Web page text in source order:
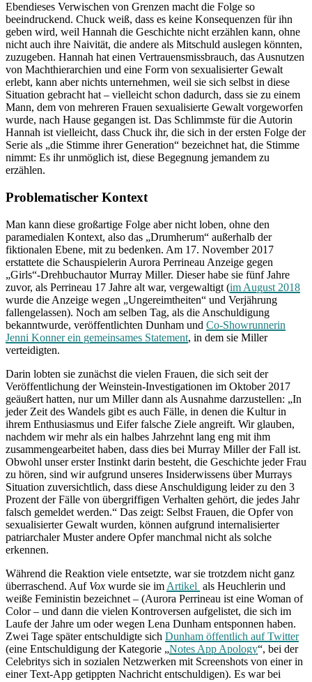
Ebendieses Verwischen von Grenzen macht die Folge so
beeindruckend. Chuck weiß, dass es keine Konsequenzen für ihn
geben wird, weil Hannah die Geschichte nicht erzählen kann, ohne
nicht auch ihre Naivität, die andere als Mitschuld auslegen könnten,
zuzugeben. Hannah hat einen Vertrauensmissbrauch, das Ausnutzen
von Machthierarchien und eine Form von sexualisierter Gewalt
erlebt, kann aber nichts unternehmen, weil sie sich selbst in diese
Situation gebracht hat – vielleicht schon dadurch, dass sie zu einem
Mann, dem von mehreren Frauen sexualisierte Gewalt vorgeworfen
wurde, nach Hause gegangen ist. Das Schlimmste für die Autorin
Hannah ist vielleicht, dass Chuck ihr, die sich in der ersten Folge der
Serie als „die Stimme ihrer Generation“ bezeichnet hat, die Stimme
nimmt: Es ihr unmöglich ist, diese Begegnung jemandem zu
erzählen.
Problematischer Kontext
Man kann diese großartige Folge aber nicht loben, ohne den
paramedialen Kontext, also das „Drumherum“ außerhalb der
fiktionalen Ebene, mit zu bedenken. Am 17. November 2017
erstattete die Schauspielerin Aurora Perrineau Anzeige gegen
„Girls“-Drehbuchautor Murray Miller. Dieser habe sie fünf Jahre
zuvor, als Perrineau 17 Jahre alt war, vergewaltigt (im August 2018
wurde die Anzeige wegen „Ungereimtheiten“ und Verjährung
fallengelassen). Noch am selben Tag, als die Anschuldigung
bekanntwurde, veröffentlichten Dunham und Co-Showrunnerin
Jenni Konner ein gemeinsames Statement, in dem sie Miller
verteidigten.
Darin lobten sie zunächst die vielen Frauen, die sich seit der
Veröffentlichung der Weinstein-Investigationen im Oktober 2017
geäußert hatten, nur um Miller dann als Ausnahme darzustellen: „In
jeder Zeit des Wandels gibt es auch Fälle, in denen die Kultur in
ihrem Enthusiasmus und Eifer falsche Ziele angreift. Wir glauben,
nachdem wir mehr als ein halbes Jahrzehnt lang eng mit ihm
zusammengearbeitet haben, dass dies bei Murray Miller der Fall ist.
Obwohl unser erster Instinkt darin besteht, die Geschichte jeder Frau
zu hören, sind wir aufgrund unseres Insiderwissens über Murrays
Situation zuversichtlich, dass diese Anschuldigung leider zu den 3
Prozent der Fälle von übergriffigen Verhalten gehört, die jedes Jahr
falsch gemeldet werden.“ Das zeigt: Selbst Frauen, die Opfer von
sexualisierter Gewalt wurden, können aufgrund internalisierter
patriarchaler Muster andere Opfer manchmal nicht als solche
erkennen.
Während die Reaktion viele entsetzte, war sie trotzdem nicht ganz
überraschend. Auf Vox wurde sie im Artikel als Heuchlerin und
weiße Feministin bezeichnet – (Aurora Perrineau ist eine Woman of
Color – und dann die vielen Kontroversen aufgelistet, die sich im
Laufe der Jahre um oder wegen Lena Dunham entsponnen haben.
Zwei Tage später entschuldigte sich Dunham öffentlich auf Twitter
(eine Entschuldigung der Kategorie „Notes App Apology“, bei der
Celebritys sich in sozialen Netzwerken mit Screenshots von einer in
einer Text-App getippten Nachricht entschuldigen). Es war bei